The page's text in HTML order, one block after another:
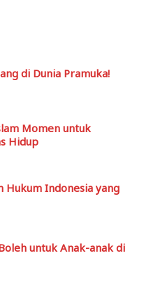
di Dunia Pramuka!
Momen untuk
Hidup
Hukum Indonesia yang
untuk Anak-anak di